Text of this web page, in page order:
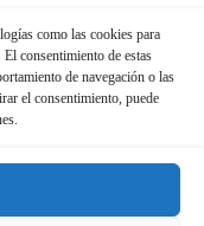
como las cookies para
consentimiento de estas
de navegación o las
el consentimiento, puede